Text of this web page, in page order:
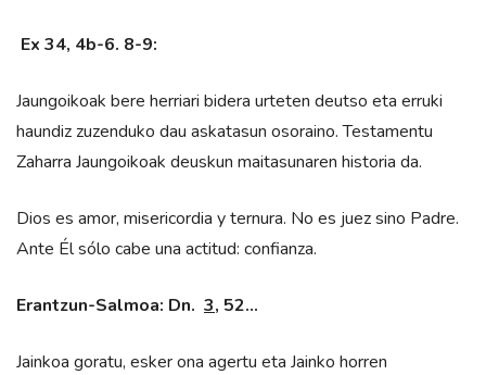
Ex 34, 4b-6. 8-9:
Jaungoikoak bere herriari bidera urteten deutso eta erruki
haundiz zuzenduko dau askatasun osoraino. Testamentu
Zaharra Jaungoikoak deuskun maitasunaren historia da.
Dios es amor, misericordia y ternura. No es juez sino Padre.
Ante Él sólo cabe una actitud: confianza.
Erantzun-Salmoa: Dn. 3, 52…
Jainkoa goratu, esker ona agertu eta Jainko horren